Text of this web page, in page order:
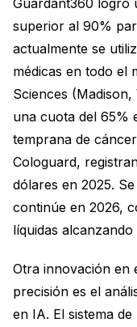
superior al 90%
actualmente se
médicas en todo el
Sciences
una cuota del 65%
temprana de
Cologuard,
dólares en 2025.
continúe en 2026,
líquidas
Otra innovación en
precisión es el
en IA. El sistema